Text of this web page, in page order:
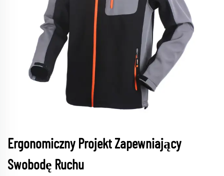
Ergonomiczny Projekt Zapewniający
Swobodę Ruchu